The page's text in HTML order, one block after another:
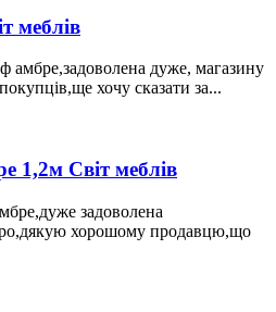
меблів
амбре,задоволена дуже, магазину
хочу сказати за...
1,2м Світ меблів
задоволена
хорошому продавцю,що